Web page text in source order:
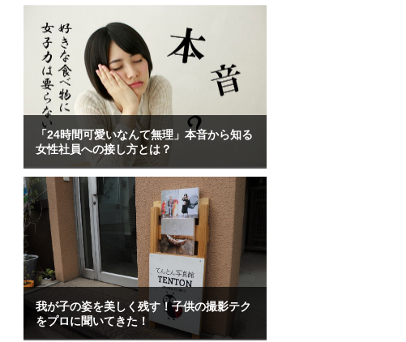
「24時間可愛いなんて無理」本音から知る
女性社員への接し方とは？
我が子の姿を美しく残す！子供の撮影テク
をプロに聞いてきた！